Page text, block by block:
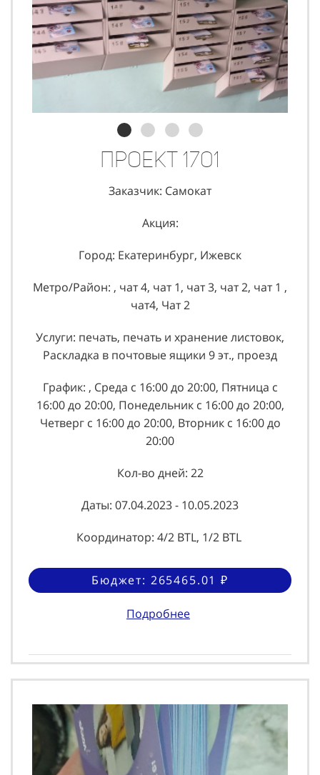
Проект 1701
Заказчик: Самокат
Акция:
Город: Екатеринбург, Ижевск
Метро/Район: , чат 4, чат 1, чат 3, чат 2, чат 1 ,
чат4, Чат 2
Услуги: печать, печать и хранение листовок,
Раскладка в почтовые ящики 9 эт., проезд
График: , Среда с 16:00 до 20:00, Пятница с
16:00 до 20:00, Понедельник с 16:00 до 20:00,
Четверг с 16:00 до 20:00, Вторник с 16:00 до
20:00
Кол-во дней: 22
Даты: 07.04.2023 - 10.05.2023
Координатор: 4/2 BTL, 1/2 BTL
Бюджет: 265465.01 ₽
Подробнее